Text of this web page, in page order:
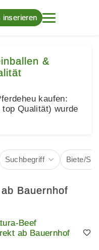
inserieren
&
kaufen:
Qualität) wurde
Suchbegriff Biete/
Bauernhof
Beef
ab Bauernhof